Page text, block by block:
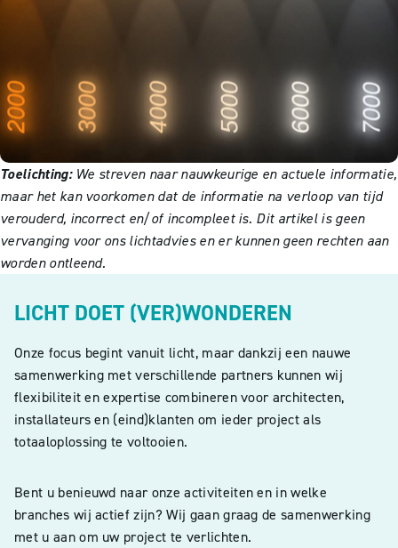
Toelichting: We streven naar nauwkeurige en actuele informatie,
maar het kan voorkomen dat de informatie na verloop van tijd
verouderd, incorrect en/of incompleet is. Dit artikel is geen
vervanging voor ons lichtadvies en er kunnen geen rechten aan
worden ontleend.
LICHT DOET (VER)WONDEREN
Onze focus begint vanuit licht, maar dankzij een nauwe
samenwerking met verschillende partners kunnen wij
flexibiliteit en expertise combineren voor architecten,
installateurs en (eind)klanten om ieder project als
totaaloplossing te voltooien.
Bent u benieuwd naar onze activiteiten en in welke
branches wij actief zijn? Wij gaan graag de samenwerking
met u aan om uw project te verlichten.